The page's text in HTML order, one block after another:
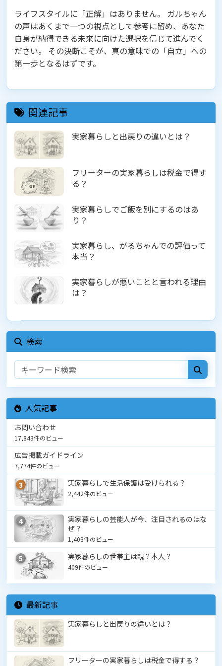
ライフスタイルに「正解」はありません。 ガルちゃん
の声はあくまで一つの視点として参考に留め、あなた
自身が納得できる未来に向けた選択を信じて進んでく
ださい。 その決断こそが、真の意味での「自立」への
第一歩となるはずです。
関連記事
実家暮らしと出戻りの違いとは？
フリーターの実家暮らしは税金で得す
る？
実家暮らしでご飯を別にするのはあ
り？
実家暮らし、がるちゃんでの評価って
本当？
実家暮らしが悪いことと言われる理由
は？
検索
人気記事
お問い合わせ
17,843件のビュー
広告掲載ガイドライン
7,774件のビュー
3 実家暮らしで生活保護は受けられる？
2,442件のビュー
4
実家暮らしの芸能人が今、注目されるのはな
ぜ？
1,403件のビュー
5 実家暮らしの世帯主は親？本人？
409件のビュー
最新記事
実家暮らしと出戻りの違いとは？
フリーターの実家暮らしは税金で得する？